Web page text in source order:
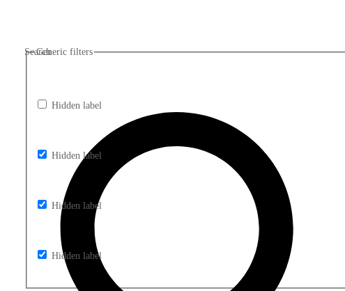
Search
Generic filters
Hidden label
Hidden label
Hidden label
Hidden label